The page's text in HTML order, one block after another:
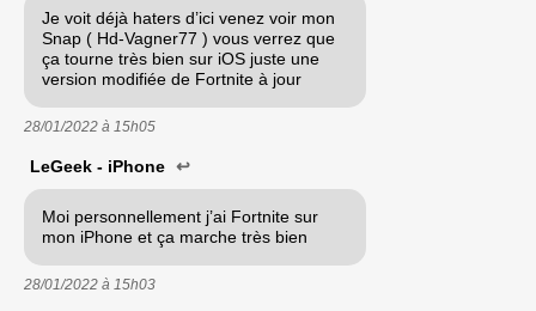
Je voit déjà haters d’ici venez voir mon
Snap ( Hd-Vagner77 ) vous verrez que
ça tourne très bien sur iOS juste une
version modifiée de Fortnite à jour
28/01/2022 à 15h05
LeGeek - iPhone ↩
Moi personnellement j’ai Fortnite sur
mon iPhone et ça marche très bien
28/01/2022 à 15h03